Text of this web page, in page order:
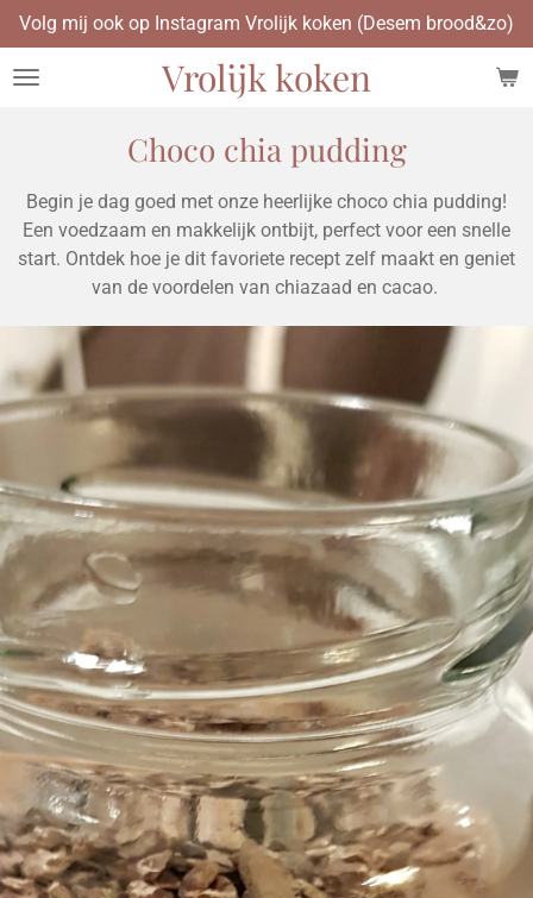
Ga
direct
naar
Vrolijk koken
Volg mij ook op Instagram Vrolijk koken (Desem brood&zo)
Choco chia pudding
Begin je dag goed met onze heerlijke choco chia pudding!
Een voedzaam en makkelijk ontbijt, perfect voor een snelle
start. Ontdek hoe je dit favoriete recept zelf maakt en geniet
van de voordelen van chiazaad en cacao.